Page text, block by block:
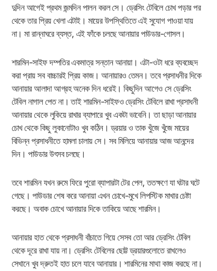
দুদিন আগেই প্রথম জন্মদিন পালন করল সে। ড্রেসিং টেবিলে চোখ পড়ার পর
থেকে তার প্রিয় খেলা এটাই। মায়ের উপস্থিতিতে এই সুযোগ পাওয়া যায়
না। মা রান্নাঘরে ব্যস্ত, এই ফাঁকে চলছে আনায়ার পাউডার-গোসল।
শারমিন-সাইফ দম্পতির একমাত্র সন্তান আনায়া। এটা-ওটা ধরে ব্যবচ্ছেদ
করা প্রায় সব বাচ্চারই প্রিয় কাজ। আনায়ারও তেমন। তবে প্রসাধনীর দিকে
আনায়ার আলাদা আগ্রহ অনেক দিন ধরেই। কিছুদিন আগেও সে ড্রেসিং
টেবিল নাগাল পেত না। তাই শারমিন-সাইফও ড্রেসিং টেবিলে রাখা প্রসাধনী
আনায়ার থেকে লুকিয়ে রাখার ব্যাপারে খুব একটা ভাবেনি। তা ছাড়া আনায়ার
চোখ থেকে কিছু লুকানোটাও খুব কঠিন। ড্রয়ার ও তাক খুঁজে খুঁজে মায়ের
বিভিন্ন প্রসাধনীতে হামলা চালায় সে। সব মিলিয়ে আনায়ার আজ আনন্দের
দিন। পাউডার উৎসব চলছে।
তবে শারমিন যখন রুমে ফিরে পুরো ব্যাপারটা টের পেল, ততক্ষণে যা ঘটার ঘটে
গেছে। পাউডার শেষ করে আনায়া এখন চোখে-মুখে লিপস্টিক মাখার চেষ্টা
করছে। অবাক চোখে আনায়ার দিকে তাকিয়ে আছে শারমিন।
আনায়ার হাত থেকে প্রসাধনী বাঁচাতে গিয়ে সেসব তো আর ড্রেসিং টেবিল
থেকে দূরে রাখা যায় না। ড্রেসিং টেবিলের ছোট্ট ড্রয়ারগুলোতে রাখলেও
সেখানে খুব দ্রুতই হাত চলে যাবে আনায়ার। শারমিনের মাথা কাজ করছে না।